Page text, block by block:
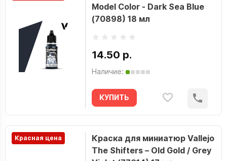
Model Color - Dark Sea Blue
(70898) 18 мл
14.50 р.
Наличие:
КУПИТЬ
Красная цена
Краска для миниатюр Vallejo
The Shifters – Old Gold / Grey